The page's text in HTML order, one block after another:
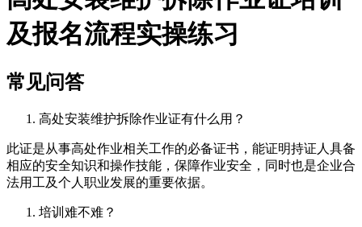
及报名流程实操练习
常见问答
高处安装维护拆除作业证有什么用？
此证是从事高处作业相关工作的必备证书，能证明持证人具备
相应的安全知识和操作技能，保障作业安全，同时也是企业合
法用工及个人职业发展的重要依据。
培训难不难？